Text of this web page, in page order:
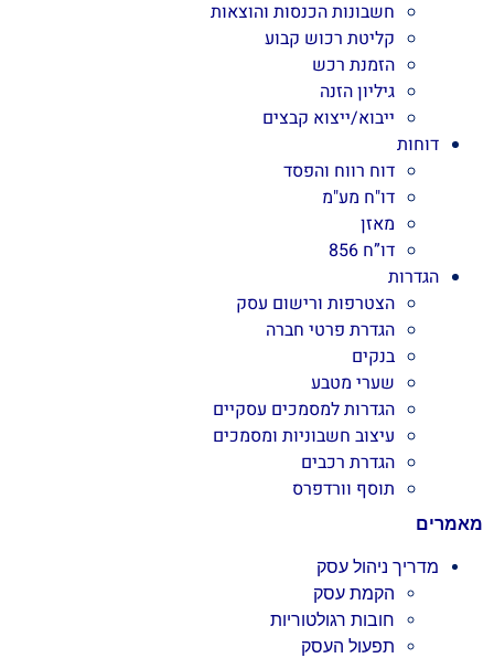
חשבונות הכנסות והוצאות
קליטת רכוש קבוע
הזמנת רכש
גיליון הזנה
ייבוא/ייצוא קבצים
דוחות
דוח רווח והפסד
דו"ח מע"מ
מאזן
דו”ח 856
הגדרות
הצטרפות ורישום עסק
הגדרת פרטי חברה
בנקים
שערי מטבע
הגדרות למסמכים עסקיים
עיצוב חשבוניות ומסמכים
הגדרת רכבים
תוסף וורדפרס
מאמרים
מדריך ניהול עסק
הקמת עסק
חובות רגולטוריות
תפעול העסק